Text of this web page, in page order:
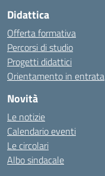
Didattica
Offerta formativa
Percorsi di studio
Progetti didattici
Orientamento in entrata
Novità
Le notizie
Calendario eventi
Le circolari
Albo sindacale